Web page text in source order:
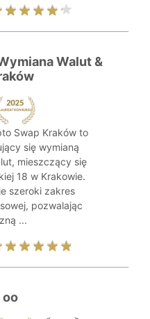
Walut &
Swap Kraków to
się wymianą
mieszczący się
18 w Krakowie.
szeroki zakres
pozwalając
...
oo